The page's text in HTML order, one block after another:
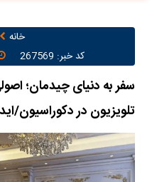
خانه
کد خبر: 267569
سفر به دنیای چیدمان؛
تلویزیون در دکوراسیون/